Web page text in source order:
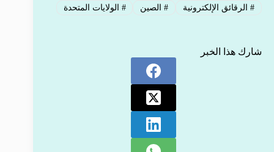
#الرقائق الإلكترونية #الصين # الولايات المتحدة
شارك هذا الخبر